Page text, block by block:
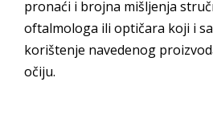
pronaći i brojna mišljenja
oftalmologa ili optičara koji i
korištenje navedenog
očiju.